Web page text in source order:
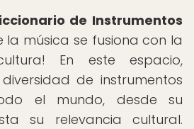
de Instrumentos
la música se fusiona con la
En este espacio,
de instrumentos
el mundo, desde su
su relevancia cultural.